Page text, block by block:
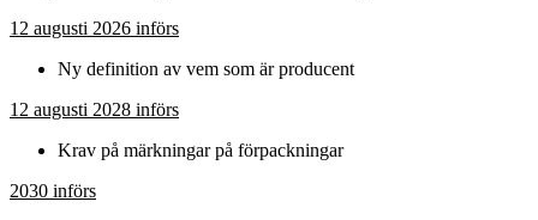
12 augusti 2026 införs
Ny definition av vem som är producent
12 augusti 2028 införs
Krav på märkningar på förpackningar
2030 införs